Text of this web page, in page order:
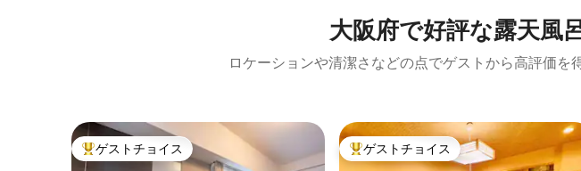
大阪府で好評な露天風
ロケーションや清潔さなどの点でゲストから高評価
大好評のゲストチョイスです。
ゲストチョイス 大好評のゲストチョイスです。
ゲストチョイス